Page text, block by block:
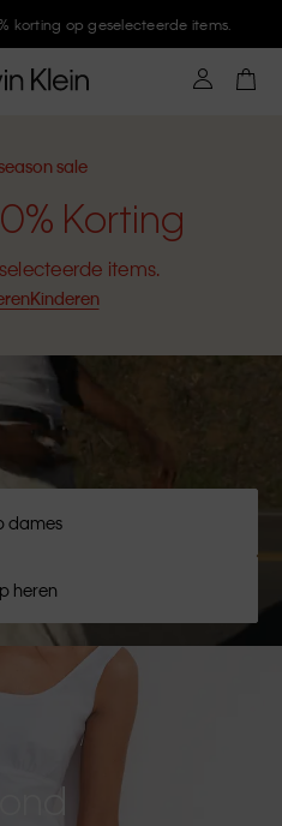
korting op geselecteerde items.
sale
Korting
items.
Kinderen
dames
heren